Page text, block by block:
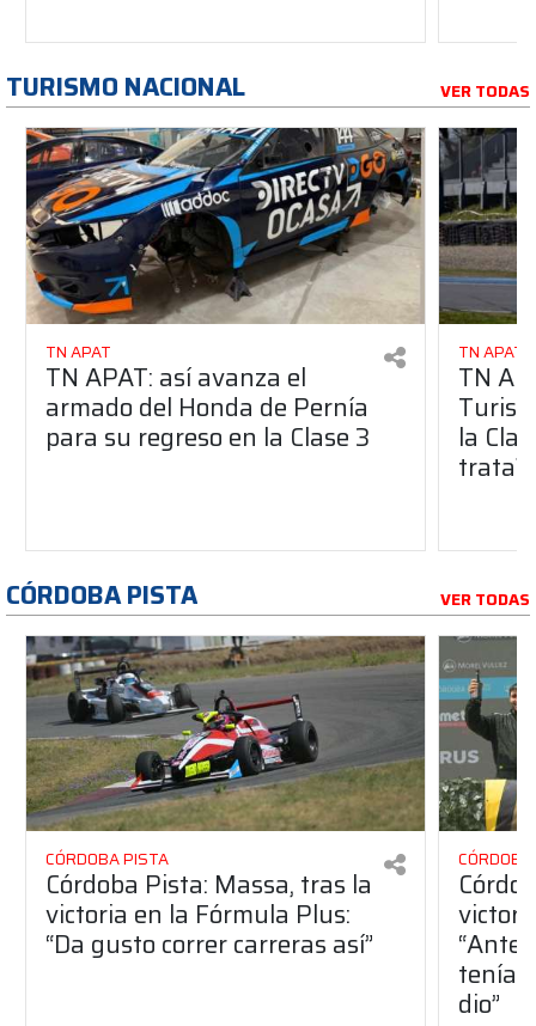
TURISMO NACIONAL VER TODAS
TN APAT
TN APAT: así avanza el
armado del Honda de Pernía
para su regreso en la Clase 3
TN APAT
TN
la
trata?
CÓRDOBA PISTA VER TODAS
CÓRDOBA PISTA
Córdoba Pista: Massa, tras la
victoria en la Fórmula Plus:
“Da gusto correr carreras así”
dio”